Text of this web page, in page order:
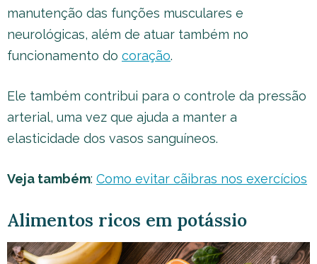
manutenção das funções musculares e
neurológicas, além de atuar também no
funcionamento do coração.
Ele também contribui para o controle da pressão
arterial, uma vez que ajuda a manter a
elasticidade dos vasos sanguíneos.
Veja também: Como evitar cãibras nos exercícios
Alimentos ricos em potássio